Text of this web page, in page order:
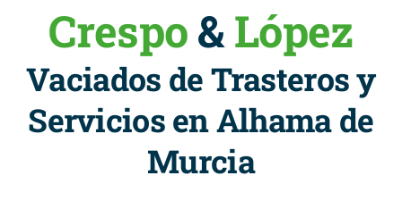
Crespo&López
Vaciados de Trasteros y
Servicios en Alhama de
Murcia